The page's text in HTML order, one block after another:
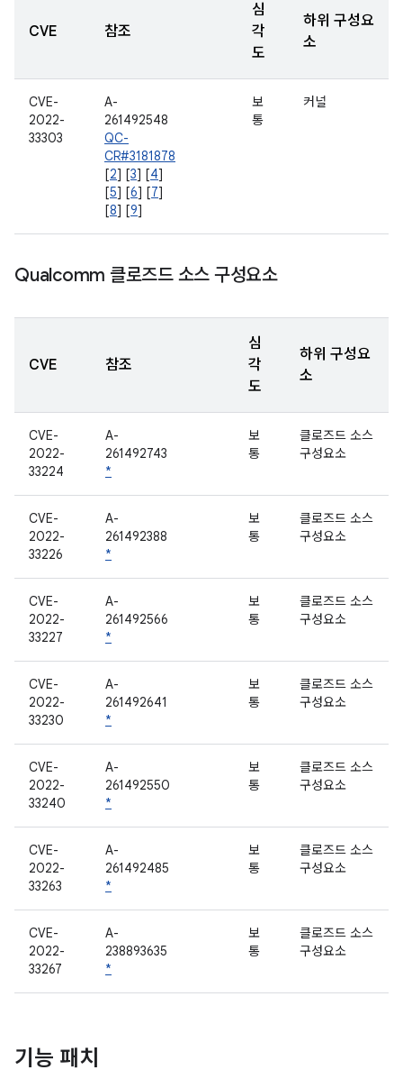
CVE 참조
심
각
도
하위 구성요
소
CVE-
2022-
33303
A-
261492548
QC-
CR#3181878
[2] [3] [4]
[5] [6] [7]
[8] [9]
보
통
커널
Qualcomm 클로즈드 소스 구성요소
CVE 참조
심
각
도
하위 구성요
소
CVE-
2022-
33224
A-
261492743
*
보
통
클로즈드 소스
구성요소
CVE-
2022-
33226
A-
261492388
*
보
통
클로즈드 소스
구성요소
CVE-
2022-
33227
A-
261492566
*
보
통
클로즈드 소스
구성요소
CVE-
2022-
33230
A-
261492641
*
보
통
클로즈드 소스
구성요소
CVE-
2022-
33240
A-
261492550
*
보
통
클로즈드 소스
구성요소
CVE-
2022-
33263
A-
261492485
*
보
통
클로즈드 소스
구성요소
CVE-
2022-
33267
A-
238893635
*
보
통
클로즈드 소스
구성요소
기능 패치